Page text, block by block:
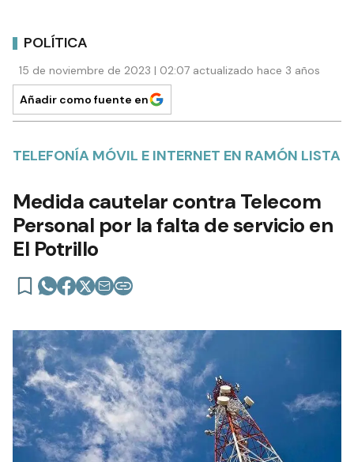
POLÍTICA
15 de noviembre de 2023 | 02:07 actualizado hace 3 años
Añadir como fuente en
TELEFONÍA MÓVIL E INTERNET EN RAMÓN LISTA
Medida cautelar contra Telecom
Personal por la falta de servicio en
El Potrillo